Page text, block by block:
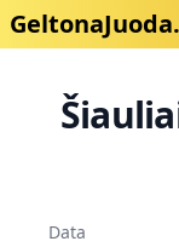
Data